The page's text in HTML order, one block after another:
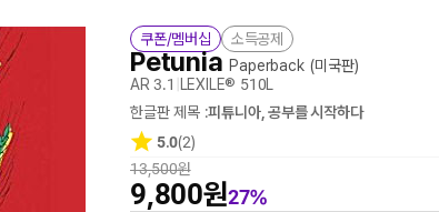
쿠폰/멤버십 소득공제
PetuniaPaperback (미국판)
AR 3.1 LEXILE® 510L
한글판 제목 :피튜니아, 공부를 시작하다
5.0(2)
13,500원
9,800원27%